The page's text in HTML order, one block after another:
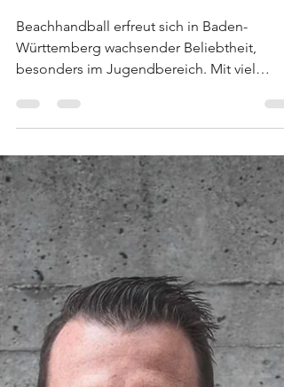
richtet
Turnierwochenende aus
Beachhandball erfreut sich in Baden-
Württemberg wachsender Beliebtheit,
besonders im Jugendbereich. Mit viel
und vereinfachten Regeln bietet die
ideale Voraussetzungen für junge
Spielerinnen und Spieler. Ein zentrales
Element dieser Entwicklung ist die Mini
Beach-Handball-Turnierserie des Baden-
Württembergischen Handball-Verbands
(BWHV), die 2026 bereits in ihre sechste
Runde geht. Gespielt wird dabei nach
altersgerechten Vorga